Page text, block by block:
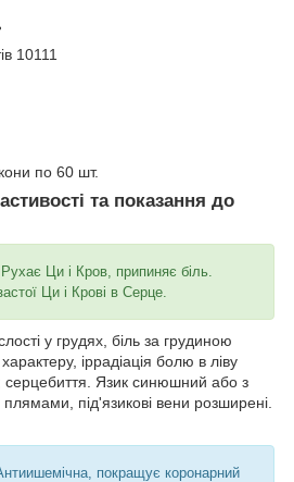
10111
по 60 шт.
та показання до
. Рухає Ци і Кров, припиняє біль.
Ци і Крові в Серце.
у грудях, біль за грудиною
іррадіація болю в ліву
серцебиття. Язик синюшний або з
під'язикові вени розширені.
покращує коронарний